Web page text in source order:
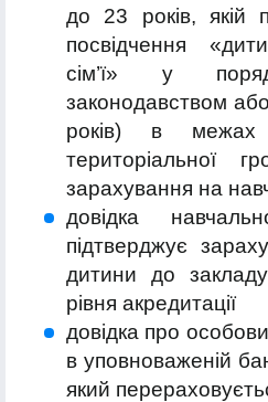
до 23 років, якій
посвідчення
сім’ї» у
законодавством
років) в межах
територіальної
зарахування на
довідка
підтверджує
дитини до закладу
рівня акредитації
довідка про
в уповноваженій
який